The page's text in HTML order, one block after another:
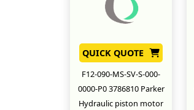
QUICK QUOTE
F12-090-MS-SV-S-000-
0000-P0 3786810 Parker
Hydraulic piston motor